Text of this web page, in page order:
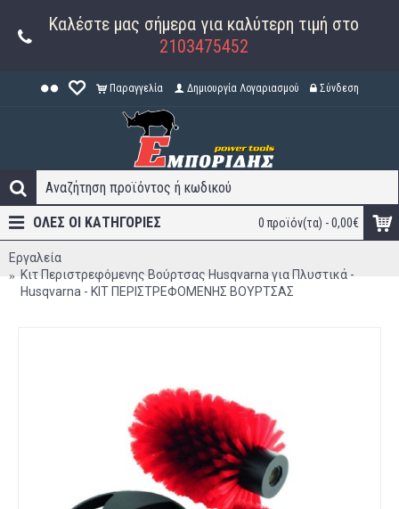
Καλέστε μας σήμερα για καλύτερη τιμή στο
2103475452
Παραγγελία Δημιουργία Λογαριασμού Σύνδεση
0 προϊόν(τα) - 0,00€
ΟΛΕΣ ΟΙ ΚΑΤΗΓΟΡΊΕΣ
Εργαλεία
Κιτ Περιστρεφόμενης Βούρτσας Husqvarna για Πλυστικά -
Husqvarna - ΚΙΤ ΠΕΡΙΣΤΡΕΦΟΜΕΝΗΣ ΒΟΥΡΤΣΑΣ